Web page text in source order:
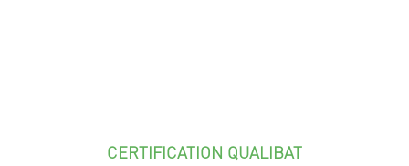
CERTIFICATION QUALIBAT